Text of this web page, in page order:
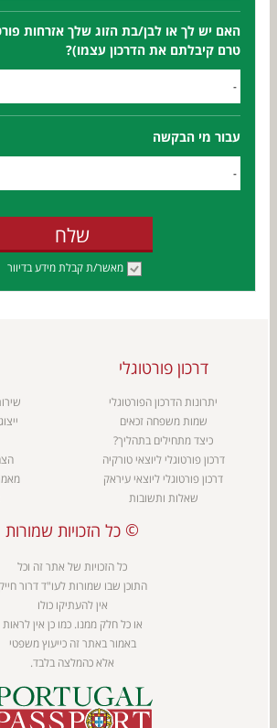
האם יש לך או לבן/בת הזוג שלך אזרחות
טרם קיבלתם את הדרכון עצמו)?
עבור מי הבקשה
שלח
מאשר/ת קבלת מידע בדיוור
דרכון פורטוגלי
יתרונות הדרכון הפורטוגלי
שמות משפחה זכאים
כיצד מתחילים בתהליך?
דרכון פורטוגלי ליוצאי טורקיה
דרכון פורטוגלי ליוצאי עיראק
שאלות ותשובות
כל הזכויות שמורות ©
כל הזכויות של אתר זה וכל
התוכן שבו שמורות לעו"ד דרור חייק
אין להעתיקו כולו
או כל חלק ממנו. כמו כן אין לראות
באמור באתר זה כייעוץ משפטי
אלא כהמלצה בלבד.